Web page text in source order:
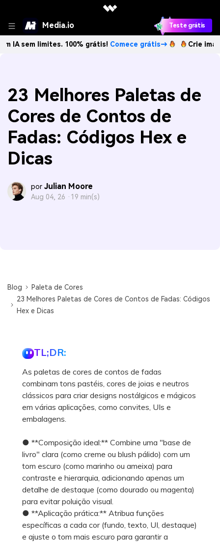
Media.io Teste grátis
limites. 100% grátis!Comece grátis→ Crie imagens com
23 Melhores Paletas de
Cores de Contos de
Fadas: Códigos Hex e
Dicas
por Julian Moore
Aug 04, 26 · 19 min(s)
Blog
Paleta de Cores
23 Melhores Paletas de Cores de Contos de Fadas: Códigos
Hex e Dicas
TL;DR:
As paletas de cores de contos de fadas
combinam tons pastéis, cores de joias e neutros
clássicos para criar designs nostálgicos e mágicos
em várias aplicações, como convites, UIs e
embalagens.
● **Composição ideal:** Combine uma "base de
livro" clara (como creme ou blush pálido) com um
tom escuro (como marinho ou ameixa) para
contraste e hierarquia, adicionando apenas um
detalhe de destaque (como dourado ou magenta)
para evitar poluição visual.
● **Aplicação prática:** Atribua funções
específicas a cada cor (fundo, texto, UI, destaque)
e ajuste o tom mais escuro para garantir a